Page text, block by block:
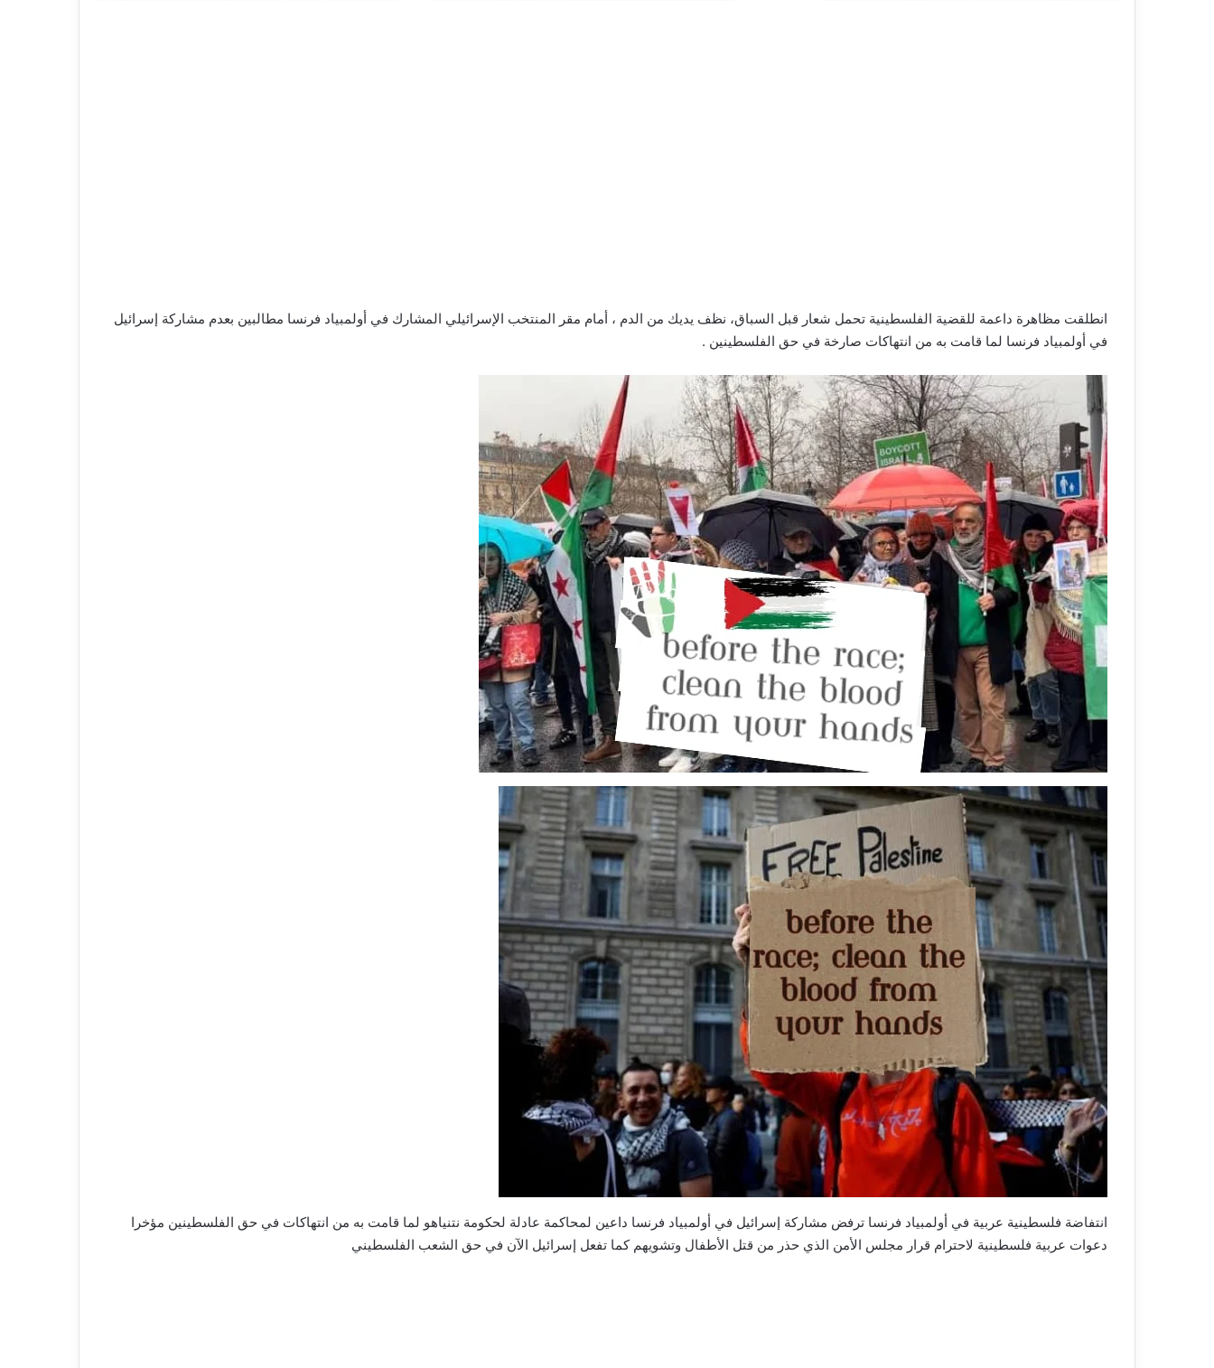
انطلقت مظاهرة داعمة للقضية الفلسطينية تحمل شعار قبل السباق، نظف يديك من الدم ، أمام مقر المنتخب الإسرائيلي المشارك في أولمبياد فرنسا مطالبين بعدم مشاركة إسرائيل
في أولمبياد فرنسا لما قامت به من انتهاكات صارخة في حق الفلسطينين .
انتفاضة فلسطينية عربية في أولمبياد فرنسا ترفض مشاركة إسرائيل في أولمبياد فرنسا داعين لمحاكمة عادلة لحكومة نتنياهو لما قامت به من انتهاكات في حق الفلسطينين مؤخرا
دعوات عربية فلسطينية لاحترام قرار مجلس الأمن الذي حذر من قتل الأطفال وتشويهم كما تفعل إسرائيل الآن في حق الشعب الفلسطيني